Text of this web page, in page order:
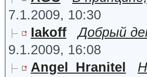
7.1.2009, 10:30
Iakoff
Добрый
9.1.2009, 16:08
Angel_Hranitel